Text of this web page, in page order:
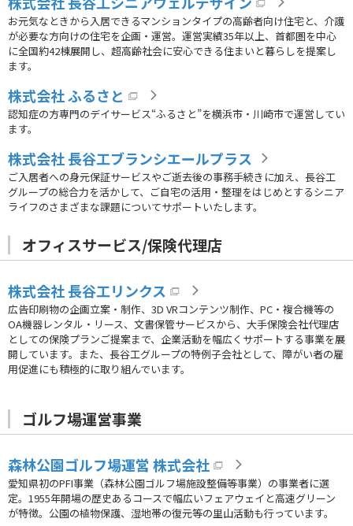
お元気なときから入居できるマンションタイプの高齢者向け住宅と、介護
が必要な方向けの住宅を企画・運営。運営実績35年以上、首都圏を中心
に全国約42棟展開し、超高齢社会に安心できる住まいと暮らしを提案し
ます。
株式会社 ふるさと
認知症の方専門のデイサービス“ふるさと”を横浜市・川崎市で運営してい
ます。
株式会社 長谷工ブランシエールプラス
ご入居者への身元保証サービスやご逝去後の事務手続きに加え、長谷工
グループの総合力を活かして、ご自宅の活用・整理をはじめとするシニア
ライフのさまざまな課題についてサポートいたします。
オフィスサービス/保険代理店
株式会社 長谷工リンクス
広告印刷物の企画立案・制作、3D VRコンテンツ制作、PC・複合機等の
OA機器レンタル・リース、文書保管サービスから、大手保険会社代理店
としての保険プランご提案まで、企業活動を幅広くサポートする事業を展
開しています。また、長谷工グループの特例子会社として、障がい者の雇
用促進にも積極的に取り組んでいます。
ゴルフ場運営事業
森林公園ゴルフ場運営 株式会社
愛知県初のPFI事業（森林公園ゴルフ場施設整備等事業）の事業者に選
定。1955年開場の歴史あるコースで幅広いフェアウェイと高速グリーン
が特徴。公園の植物保護、湿地帯の復元等の里山活動も行っています。